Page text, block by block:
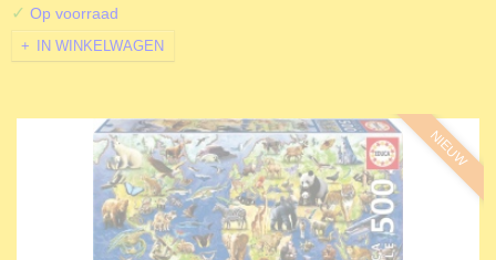
✓ Op voorraad
IN WINKELWAGEN
NIEUW